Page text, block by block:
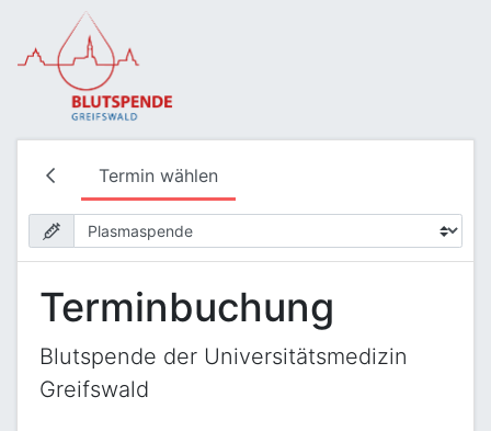
Termin wählen
Terminbuchung
Blutspende der Universitätsmedizin
Greifswald